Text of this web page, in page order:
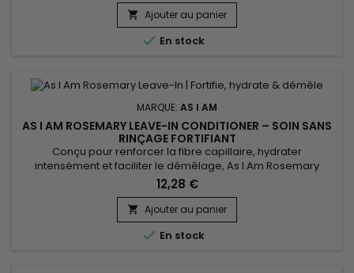
adoucit et discipline les cheveux tout en facilitant le
démêlage, sans les alourdir. Enrichi en huile de romarin,...
 Ajouter au panier
 En stock
MARQUE: AS I AM
AS I AM ROSEMARY LEAVE-IN CONDITIONER – SOIN SANS
RINÇAGE FORTIFIANT
Conçu pour renforcer la fibre capillaire, hydrater
intensément et faciliter le démêlage, As I Am Rosemary
Leave-In Conditioner est un soin sans rinçage fortifiant au
romarin idéal pour les cheveux fragilisés, bouclés, texturés,
fins ou en manque de densité. Il laisse les longueurs douces,
lisses et souples sans effet gras. Enrichi en huile de...
12,28 €
 Ajouter au panier
 En stock